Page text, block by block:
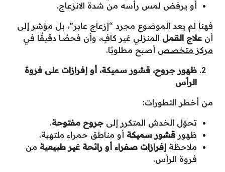
أو يرفض لمس رأسه من شدة الانزعاج.
فهنا لم يعد الموضوع مجرد “إزعاج عابر”، بل مؤشر إلى
أن علاج القمل المنزلي غير كافٍ، وأن فحصًا دقيقًا في
مركز متخصص أصبح مطلوبًا.
ظهور جروح، قشور سميكة، أو إفرازات على فروة
الرأس
من أخطر التطورات:
تحوّل الخدش المتكرر إلى جروح مفتوحة.
ظهور قشور سميكة أو مناطق حمراء ملتهبة.
ملاحظة إفرازات صفراء أو رائحة غير طبيعية من
فروة الرأس.